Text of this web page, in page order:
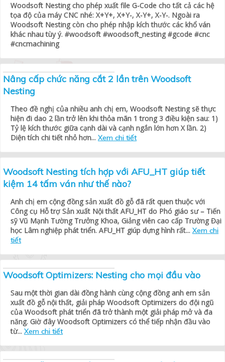
Woodsoft Nesting cho phép xuất file G-Code cho tất cả các hệ
tọa độ của máy CNC nhé: X+Y+, X+Y-, X-Y+, X-Y-. Ngoài ra
Woodsoft Nesting còn cho phép nhập kích thước các khổ ván
khác nhau tùy ý. #woodsoft #woodsoft_nesting #gcode #cnc
#cncmachining
Nâng cấp chức năng cắt 2 lần trên Woodsoft
Nesting
Theo đề nghị của nhiều anh chị em, Woodsoft Nesting sẽ thực
hiện đi dao 2 lần trở lên khi thỏa mãn 1 trong 3 điều kiện sau: 1)
Tỷ lệ kích thước giữa cạnh dài và cạnh ngắn lớn hơn X lần. 2)
Diện tích chi tiết nhỏ hơn... Xem chi tiết
Woodsoft Nesting tích hợp với AFU_HT giúp tiết
kiệm 14 tấm ván như thế nào?
Anh chị em cộng đồng sản xuất đồ gỗ đã rất quen thuộc với
Công cụ Hỗ trợ Sản xuất Nội thất AFU_HT do Phó giáo sư – Tiến
sỹ Vũ Mạnh Tường Trưởng Khoa, Giảng viên cao cấp Trường Đại
học Lâm nghiệp phát triển. AFU_HT giúp dựng hình rất... Xem chi
tiết
Woodsoft Optimizers: Nesting cho mọi đầu vào
Sau một thời gian dài đồng hành cùng cộng đồng anh em sản
xuất đồ gỗ nội thất, giải pháp Woodsoft Optimizers do đội ngũ
của Woodsoft phát triển đã trở thành một giải pháp mở và đa
năng. Giờ đây Woodsoft Optimizers có thể tiếp nhận đầu vào
từ... Xem chi tiết